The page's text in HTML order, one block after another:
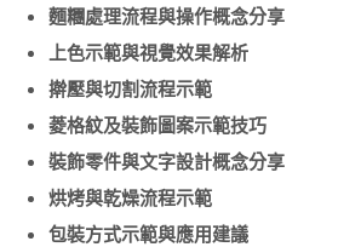
日式唧花手工梘講師
SOAP FLOWER
INSTRUCTOR
COURSE)
透明蠟燭講師證書課
程 (CLEAR CANDLES
INSTRUCTOR
COURSE)
麵糰處理流程與操作概念分享
上色示範與視覺效果解析
擀壓與切割流程示範
菱格紋及裝飾圖案示範技巧
裝飾零件與文字設計概念分享
烘烤與乾燥流程示範
包裝方式示範與應用建議